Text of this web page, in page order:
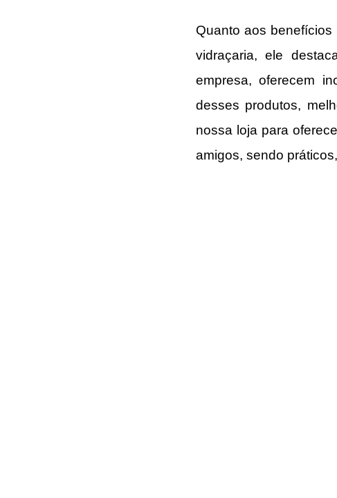
Quanto aos
vidraçaria, ele
empresa, oferecem
desses produtos,
nossa loja para
amigos, sendo